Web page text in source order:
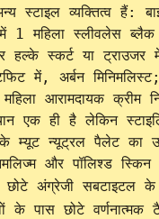
स्टाइल व्यक्तित्व हैं:
महिला स्लीवलेस
हल्के स्कर्ट या
में, अर्बन
आरामदायक
एक ही है लेकिन
न्यूट्रल पैलेट का
और पॉलिश्ड
छोटे अंग्रेजी सबटाइटल
के पास छोटे